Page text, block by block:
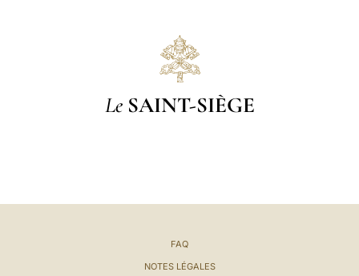
Le SAINT-SIÈGE
FAQ
NOTES LÉGALES